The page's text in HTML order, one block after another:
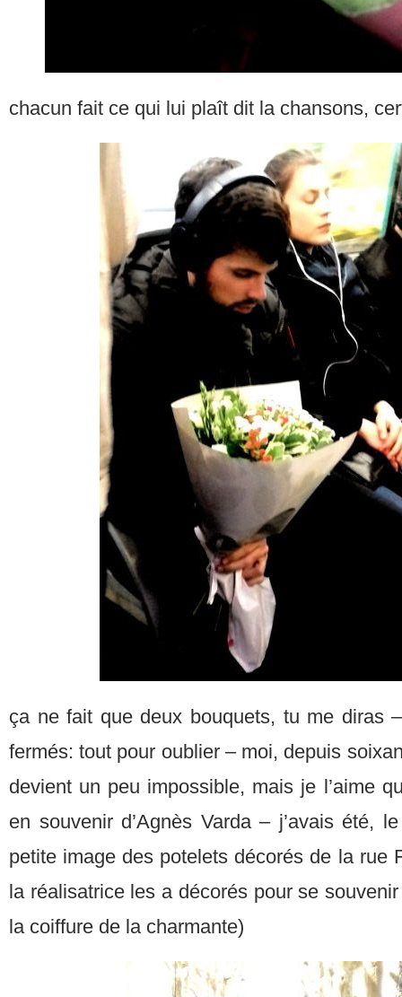
chacun fait ce qui lui plaît dit la chansons,
ça ne fait que deux bouquets, tu me diras
fermés: tout pour oublier – moi, depuis
devient un peu impossible, mais je l’aime
en souvenir d’Agnès Varda – j’avais été,
petite image des potelets décorés de la rue
la réalisatrice les a décorés pour se
la coiffure de la charmante)